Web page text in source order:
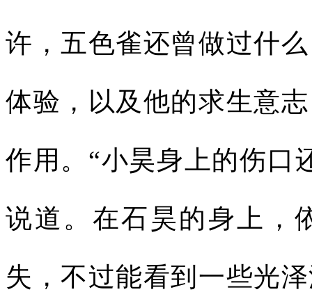
许，五色雀还曾做过什
体验，以及他的求生意
作用。“小昊身上的伤口
说道。在石昊的身上，
失，不过能看到一些光